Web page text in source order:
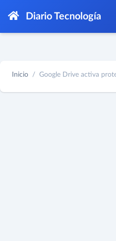
Diario Tecnología
Inicio Google Drive activa